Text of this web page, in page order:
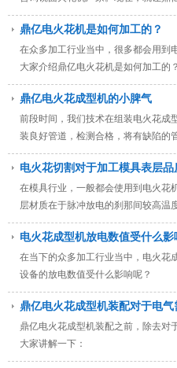
运用，就能够让机床发挥最好的效果
鼎亿电火花机是如何加工的？
在众多加工行业当中，很多都会用到
大家介绍鼎亿电火花机是如何加工的
鼎亿电火花成型机的小脾气
前段时间，我们技术在组装电火花成
装良好管道，检测合格，将有缺陷的
电火花切割对于加工模具表层品
在模具行业，一般都会使用到电火花
层材质在于脉冲放电的刹那间较高温
留出来。金属层的颗粒很小，具有很
电火花成型机放电数值受什么影
在当下的众多加工行业当中，电火花
设备的放电数值受什么影响呢？
鼎亿电火花成型机装配对于电气
鼎亿电火花成型机装配之前，除去对
大家讲解一下：